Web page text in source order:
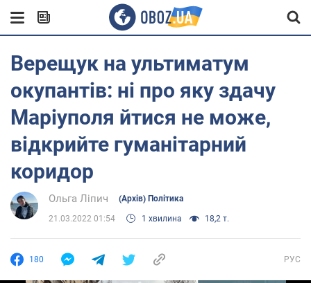
Верещук на ультиматум
окупантів: ні про яку здачу
Маріуполя йтися не може,
відкрийте гуманітарний
коридор
Ольга Ліпич (Архів) Політика
21.03.2022 01:54 1 хвилина 18,2 т.
180 РУС